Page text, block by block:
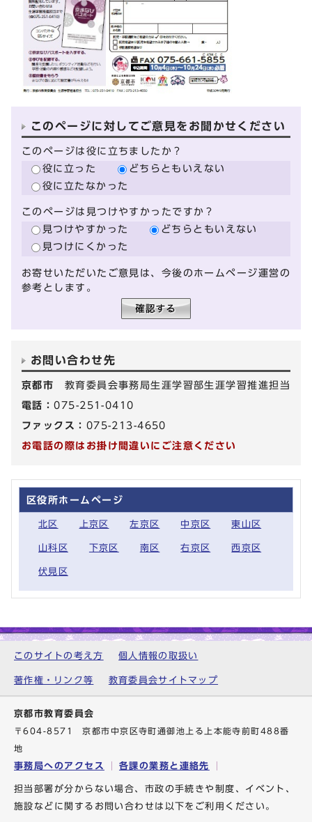
このページに対してご意見をお聞かせください
このページは役に立ちましたか？
役に立った
どちらともいえない
役に立たなかった
このページは見つけやすかったですか？
見つけやすかった
どちらともいえない
見つけにくかった
お寄せいただいたご意見は、今後のホームページ運営の
参考とします。
お問い合わせ先
京都市 教育委員会事務局生涯学習部生涯学習推進担当
電話：075-251-0410
ファックス： 075-213-4650
お電話の際はお掛け間違いにご注意ください
区役所ホームページ
北区 上京区 左京区 中京区 東山区
山科区 下京区 南区 右京区 西京区
伏見区
このサイトの考え方 個人情報の取扱い
著作権・リンク等 教育委員会サイトマップ
京都市教育委員会
〒604-8571 京都市中京区寺町通御池上る上本能寺前町488番
地
事務局へのアクセス 各課の業務と連絡先
担当部署が分からない場合、市政の手続きや制度、イベント、
施設などに関するお問い合わせは以下をご利用ください。